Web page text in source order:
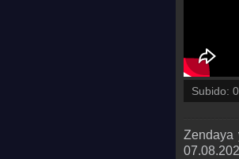
Subido:
Zendaya